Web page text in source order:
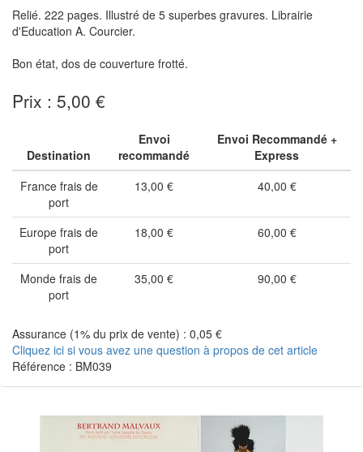
Relié. 222 pages. Illustré de 5 superbes gravures. Librairie
d'Education A. Courcier.
Bon état, dos de couverture frotté.
Prix : 5,00 €
Destination
Envoi
recommandé
Envoi Recommandé +
Express
France frais de
port
13,00 € 40,00 €
Europe frais de
port
18,00 € 60,00 €
Monde frais de
port
35,00 € 90,00 €
Assurance (1% du prix de vente) : 0,05 €
Cliquez ici si vous avez une question à propos de cet article
Référence : BM039